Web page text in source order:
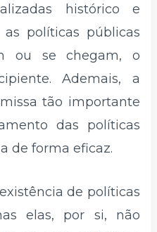
histórico e
políticas públicas
ou se chegam, o
Ademais, a
tão importante
das políticas
de forma eficaz.
de políticas
elas, por si, não